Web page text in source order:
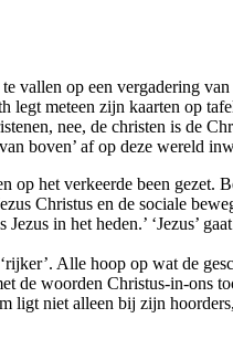
vallen op een vergadering
meteen zijn kaarten op
nee, de christen is de
boven’ af op deze wereld
het verkeerde been gezet.
Christus en de sociale
in het heden.’ ‘Jezus’
Alle hoop op wat de
de woorden Christus-in-ons
ligt niet alleen bij zijn